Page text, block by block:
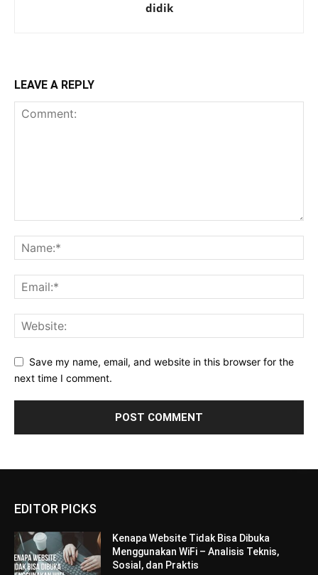
didik
LEAVE A REPLY
Save my name, email, and website in this browser for the
next time I comment.
EDITOR PICKS
Kenapa Website Tidak Bisa Dibuka
Menggunakan WiFi – Analisis Teknis,
Sosial, dan Praktis